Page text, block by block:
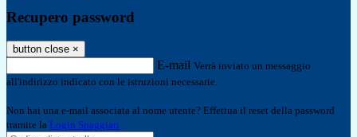
Recupero password
button close ×
E-mail Verrà inviato un messaggio
all'indirizzo indicato con le istruzioni necessarie.
Non hai una e-mail associata al nome utente? Effettua il reset della password
tramite la Login Spaggiari